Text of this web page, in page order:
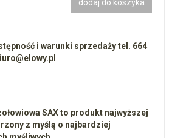
dodaj do koszyka
i warunki sprzedaży tel. 664
SAX to produkt najwyższej
z myślą o najbardziej